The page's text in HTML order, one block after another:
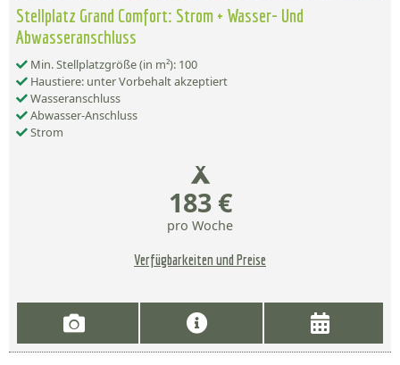
Stellplatz Grand Comfort: Strom + Wasser- Und
Abwasseranschluss
Min. Stellplatzgröße (in m²): 100
Haustiere: unter Vorbehalt akzeptiert
Wasseranschluss
Abwasser-Anschluss
Strom
183 €
pro Woche
Verfügbarkeiten und Preise